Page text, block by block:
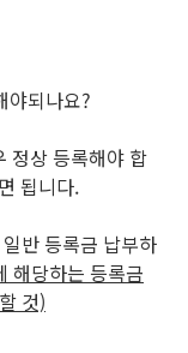
야되나요?
정상 등록해야 합
됩니다.
반 등록금 납부하
해당하는 등록금
것)